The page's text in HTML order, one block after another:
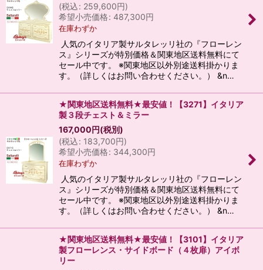
(税込: 259,600円)
希望小売価格: 487,300円
在庫わずか
人気のイタリア製サルタレッリ社の『フローレン
ス』シリーズが特別価格＆関東地区送料無料にて
セール中です。 ※関東地区以外別途送料掛かりま
す。（詳しくはお問い合わせください。） &n…
★関東地区送料無料★最安値！【3271】イタリア
製３段チェスト＆ミラー
167,000円(税別)
(税込: 183,700円)
希望小売価格: 344,300円
在庫わずか
人気のイタリア製サルタレッリ社の『フローレン
ス』シリーズが特別価格＆関東地区送料無料にて
セール中です。 ※関東地区以外別途送料掛かりま
す。（詳しくはお問い合わせください。） &n…
★関東地区送料無料★最安値！【3101】イタリア
製フローレンス・サイドボード（４枚扉）アイボ
リー